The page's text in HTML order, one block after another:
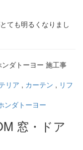
ても明るくなりまし
ダトーヨー 施工事
リア , カーテン , リフ
ンダトーヨー